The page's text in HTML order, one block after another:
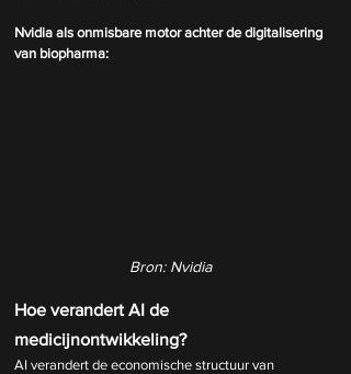
Nvidia als onmisbare motor achter de digitalisering
van biopharma:
Bron: Nvidia
Hoe verandert AI de
medicijnontwikkeling?
AI verandert de economische structuur van